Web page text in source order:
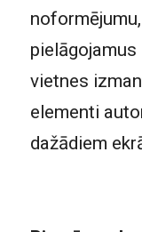
vietnes
elementi
dažādiem